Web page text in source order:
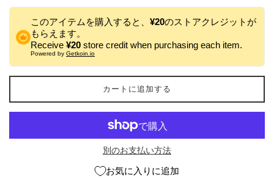
このアイテムを購入すると、 ¥20のストアクレジットが
もらえます。
Receive ¥20 store credit when purchasing each item.
Powered by Getkoin.io
カートに追加する
別のお支払い方法
お気に入りに追加